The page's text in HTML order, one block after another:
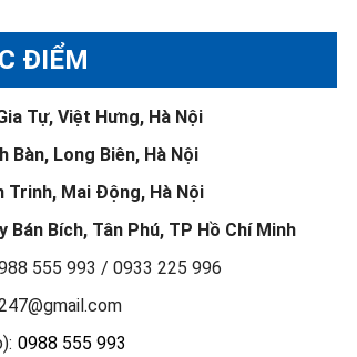
ĐIỂM
Tự, Việt Hưng, Hà Nội
Bàn, Long Biên, Hà Nội
Trinh, Mai Động, Hà Nội
Bán Bích, Tân Phú, TP Hồ Chí Minh
555 993 / 0933 225 996
0988 555 993